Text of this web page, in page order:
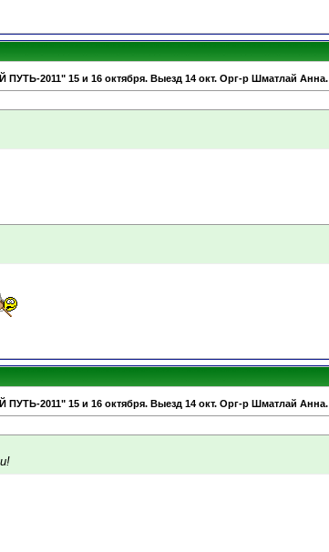
2011" 15 и 16 октября. Выезд 14 окт. Орг-р Шматлай Анна.
2011" 15 и 16 октября. Выезд 14 окт. Орг-р Шматлай Анна.